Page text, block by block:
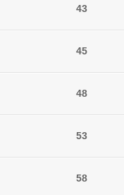
43
45
48
53
58